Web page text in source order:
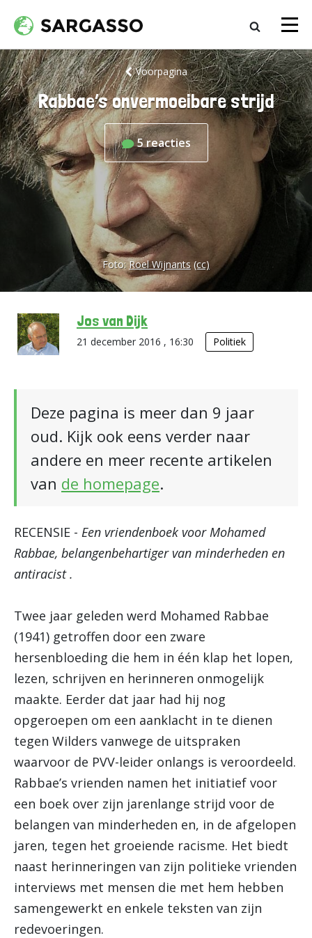
Voorpagina
Rabbae’s onvermoeibare strijd
5reacties
Foto:Roel Wijnants (cc)
Jos van Dijk
21 december 2016 , 16:30 Politiek
Deze pagina is meer dan 9 jaar
oud. Kijk ook eens verder naar
andere en meer recente artikelen
van de homepage.
RECENSIE - Een vriendenboek voor Mohamed
Rabbae, belangenbehartiger van minderheden en
antiracist .
Twee jaar geleden werd Mohamed Rabbae
(1941) getroffen door een zware
hersenbloeding die hem in één klap het lopen,
lezen, schrijven en herinneren onmogelijk
maakte. Eerder dat jaar had hij nog
opgeroepen om een aanklacht in te dienen
tegen Wilders vanwege de uitspraken
waarvoor de PVV-leider onlangs is veroordeeld.
Rabbae’s vrienden namen het initiatief voor
een boek over zijn jarenlange strijd voor de
belangen van minderheden en, in de afgelopen
jaren, tegen het groeiende racisme. Het biedt
naast herinneringen van zijn politieke vrienden
interviews met mensen die met hem hebben
samengewerkt en enkele teksten van zijn
redevoeringen.